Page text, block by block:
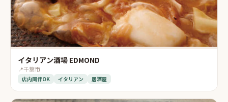
イタリアン酒場 EDMOND
📍千葉市
店内同伴OK イタリアン 居酒屋